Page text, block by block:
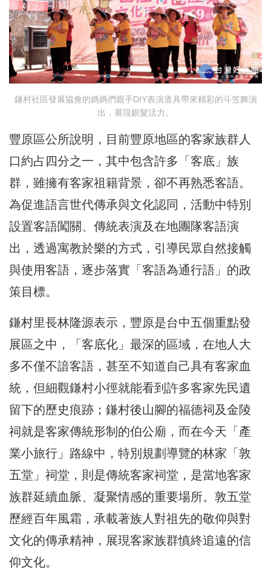
鎌村社區發展協會的媽媽們親手DIY表演道具帶來精彩的斗笠舞演
出，展現銀髮活力。
豐原區公所說明，目前豐原地區的客家族群人
口約占四分之一，其中包含許多「客底」族
群，雖擁有客家祖籍背景，卻不再熟悉客語。
為促進語言世代傳承與文化認同，活動中特別
設置客語闖關、傳統表演及在地團隊客語演
出，透過寓教於樂的方式，引導民眾自然接觸
與使用客語，逐步落實「客語為通行語」的政
策目標。
鎌村里長林隆源表示，豐原是台中五個重點發
展區之中，「客底化」最深的區域，在地人大
多不僅不諳客語，甚至不知道自己具有客家血
統，但細觀鎌村小徑就能看到許多客家先民遺
留下的歷史痕跡；鎌村後山腳的福德祠及金陵
祠就是客家傳統形制的伯公廟，而在今天「產
業小旅行」路線中，特別規劃導覽的林家「敦
五堂」祠堂，則是傳統客家祠堂，是當地客家
族群延續血脈、凝聚情感的重要場所。敦五堂
歷經百年風霜，承載著族人對祖先的敬仰與對
文化的傳承精神，展現客家族群慎終追遠的信
仰文化。